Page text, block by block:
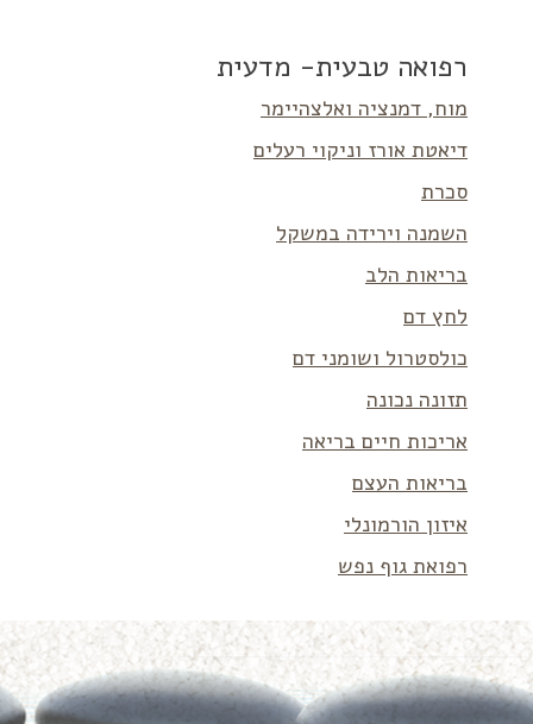
רפואה טבעית- מדעית
מוח, דמנציה ואלצהיימר
דיאטת אורז וניקוי רעלים
סכרת
השמנה וירידה במשקל
בריאות הלב
לחץ דם
כולסטרול ושומני דם
תזונה נכונה
אריכות חיים בריאה
בריאות העצם
איזון הורמונלי
רפואת גוף נפש